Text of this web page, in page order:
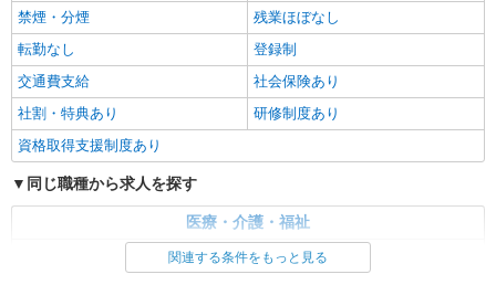
正社員
エイジフリーハウス岡崎六名
介護職／サービス付き高齢者向け住宅／正社員
月給24万1,280円〜26万3,510円 ※経験・能
力・資格等による 初任者研修 月給 24万1,280円
実務者研修 月給 24万4,980円 介護福祉士 月給 25
万7,330円 社会福祉士 月給 26万3,510円 ※一律処
遇改善加算含む ※夜勤手当6,000円/4回を含む 〇
資格手当 〇職種手当 〇業務手当 〇時間外勤務手
年末年始勤務手当
エイジフリーハウス岡崎六名 愛知県岡崎市六
名東町7番1
エイジフリーハウス岡崎六名
禁煙・分煙
残業ほぼなし
転勤なし
登録制
交通費支給
社会保険あり
社割・特典あり
研修制度あり
資格取得支援制度あり
同じ職種から求人を探す
医療・介護・福祉
関連する条件をもっと見る